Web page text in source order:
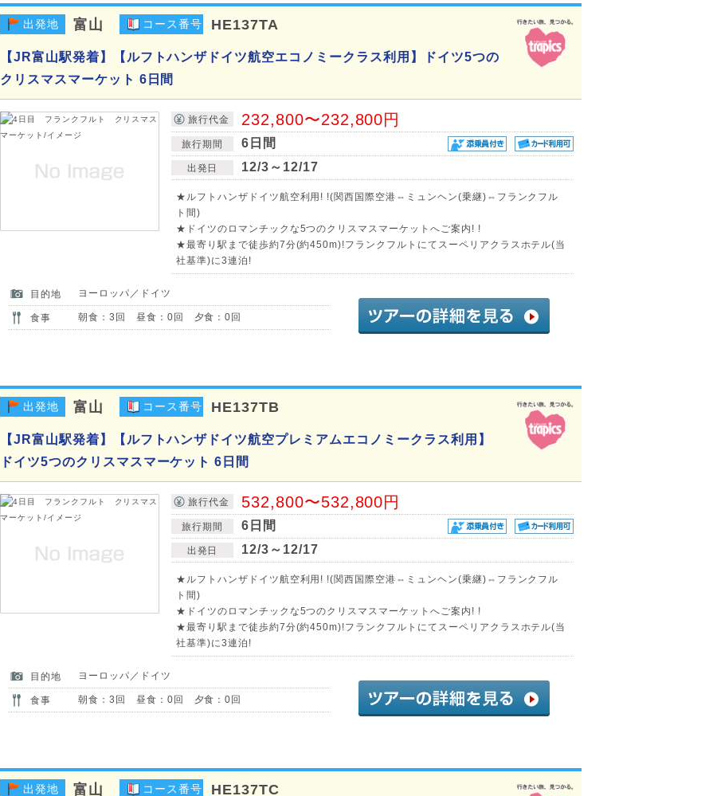
出発地 富山 コース番号 HE137TA
【JR富山駅発着】【ルフトハンザドイツ航空エコノミークラス利用】ドイツ5つの
クリスマスマーケット 6日間
旅行代金 232,800〜232,800円
旅行期間 6日間
出発日 12/3～12/17
★ルフトハンザドイツ航空利用! !(関西国際空港⇔ミュンヘン(乗継)⇔フランクフル
ト間)
★ドイツのロマンチックな5つのクリスマスマーケットへご案内! !
★最寄り駅まで徒歩約7分(約450m)!フランクフルトにてスーペリアクラスホテル(当
社基準)に3連泊!
目的地 ヨーロッパ／ドイツ
食事 朝食：3回 昼食：0回 夕食：0回
出発地 富山 コース番号 HE137TB
【JR富山駅発着】【ルフトハンザドイツ航空プレミアムエコノミークラス利用】
ドイツ5つのクリスマスマーケット 6日間
旅行代金 532,800〜532,800円
旅行期間 6日間
出発日 12/3～12/17
★ルフトハンザドイツ航空利用! !(関西国際空港⇔ミュンヘン(乗継)⇔フランクフル
ト間)
★ドイツのロマンチックな5つのクリスマスマーケットへご案内! !
★最寄り駅まで徒歩約7分(約450m)!フランクフルトにてスーペリアクラスホテル(当
社基準)に3連泊!
目的地 ヨーロッパ／ドイツ
食事 朝食：3回 昼食：0回 夕食：0回
出発地 富山 コース番号 HE137TC